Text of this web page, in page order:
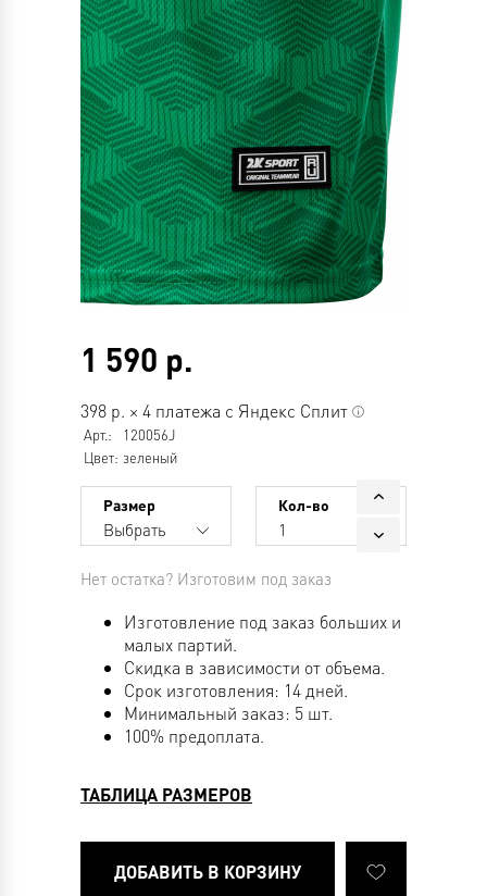
1 590 р.
398 р. × 4 платежа с Яндекс Сплит
Арт.:
120056J
Цвет: зеленый
Размер
Выбрать
Кол-во
1
Нет остатка? Изготовим под заказ
Изготовление под заказ больших и
малых партий.
Скидка в зависимости от объема.
Срок изготовления: 14 дней.
Минимальный заказ: 5 шт.
100% предоплата.
ТАБЛИЦА РАЗМЕРОВ